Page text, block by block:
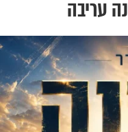
עריבה